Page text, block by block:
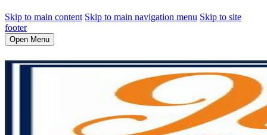
Skip to main content Skip to main navigation menu Skip to site
footer
Open Menu